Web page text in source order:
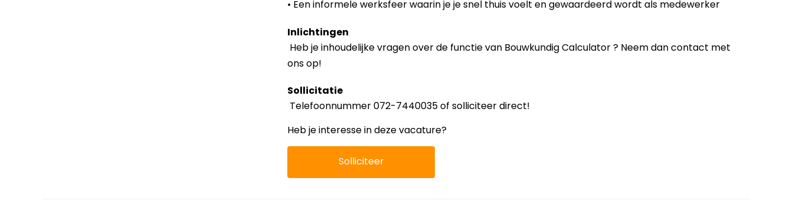
• Een informele werksfeer waarin je je snel thuis voelt en gewaardeerd wordt als medewerker
Inlichtingen
Heb je inhoudelijke vragen over de functie van Bouwkundig Calculator ? Neem dan contact met
ons op!
Sollicitatie
Telefoonnummer 072-7440035 of solliciteer direct!
Heb je interesse in deze vacature?
Solliciteer